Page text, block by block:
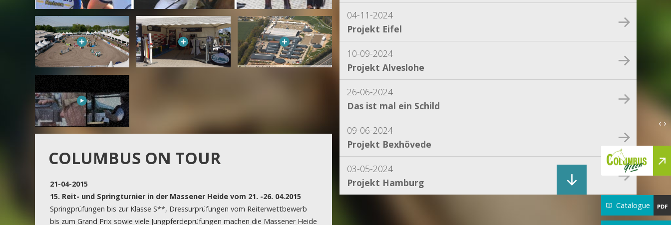
04-11-2024
Projekt Eifel
10-09-2024
Projekt Alveslohe
26-06-2024
Das ist mal ein Schild
09-06-2024
Projekt Bexhövede
03-05-2024
Projekt Hamburg
COLUMBUS ON TOUR
21-04-2015
15. Reit- und Springturnier in der Massener Heide vom 21. -26. 04.2015
Springprüfungen bis zur Klasse S**, Dressurprüfungen vom Reiterwettbewerb
bis zum Grand Prix sowie viele Jungpferdeprüfungen machen die Massener Heide
Catalogue
‹ ›